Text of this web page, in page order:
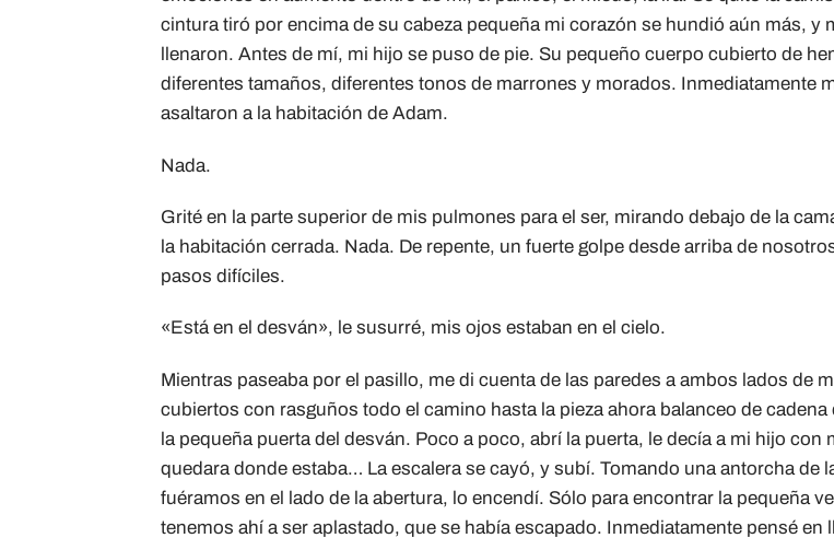
cintura tiró por encima de su cabeza pequeña mi corazón se hundió aún más, y
llenaron. Antes de mí, mi hijo se puso de pie. Su pequeño cuerpo cubierto de
diferentes tamaños, diferentes tonos de marrones y morados. Inmediatamente
asaltaron a la habitación de Adam.
Nada.
Grité en la parte superior de mis pulmones para el ser, mirando debajo de la
la habitación cerrada. Nada. De repente, un fuerte golpe desde arriba de
pasos difíciles.
«Está en el desván», le susurré, mis ojos estaban en el cielo.
Mientras paseaba por el pasillo, me di cuenta de las paredes a ambos lados de
cubiertos con rasguños todo el camino hasta la pieza ahora balanceo de cadena
la pequeña puerta del desván. Poco a poco, abrí la puerta, le decía a mi hijo con
quedara donde estaba… La escalera se cayó, y subí. Tomando una antorcha de
fuéramos en el lado de la abertura, lo encendí. Sólo para encontrar la pequeña
tenemos ahí a ser aplastado, que se había escapado. Inmediatamente pensé en